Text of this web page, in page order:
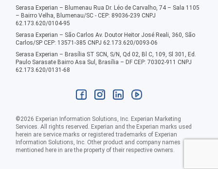
Serasa Experian – Blumenau Rua Dr. Léo de Carvalho, 74 – Sala 1105
– Bairro Velha, Blumenau/SC - CEP: 89036-239 CNPJ
62.173.620/0104-95
Serasa Experian – São Carlos Av. Doutor Heitor José Reali, 360, São
Carlos/SP CEP: 13571-385 CNPJ 62.173.620/0093-06
Serasa Experian – Brasília ST SCN, S/N, Qd 02, Bl C, 109, Sl 301, Ed.
Paulo Sarasate Bairro Asa Sul, Brasília – DF CEP: 70302-911 CNPJ
62.173.620/0131-68
©2026 Experian Information Solutions, Inc. Experian Marketing
Services. All rights reserved. Experian and the Experian marks used
herein are service marks or registered trademarks of Experian
Information Solutions, Inc. Other product and company names
mentioned here in are the property of their respective owners.